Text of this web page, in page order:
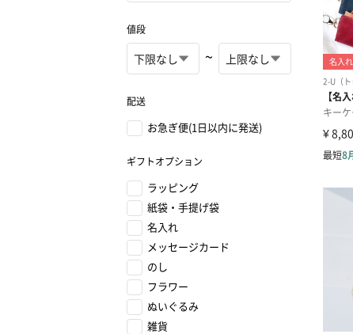
値段
~
配送
お急ぎ便(1日以内に発送)
ギフトオプション
ラッピング
紙袋・手提げ袋
名入れ
メッセージカード
のし
フラワー
ぬいぐるみ
雑貨